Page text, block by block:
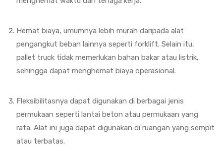
Hemat biaya, umumnya lebih murah daripada alat
pengangkut beban lainnya seperti forklift. Selain itu,
pallet truck tidak memerlukan bahan bakar atau listrik,
sehingga dapat menghemat biaya operasional.
Fleksibilitasnya dapat digunakan di berbagai jenis
permukaan seperti lantai beton atau permukaan yang
rata. Alat ini juga dapat digunakan di ruangan yang sempit
atau terbatas.